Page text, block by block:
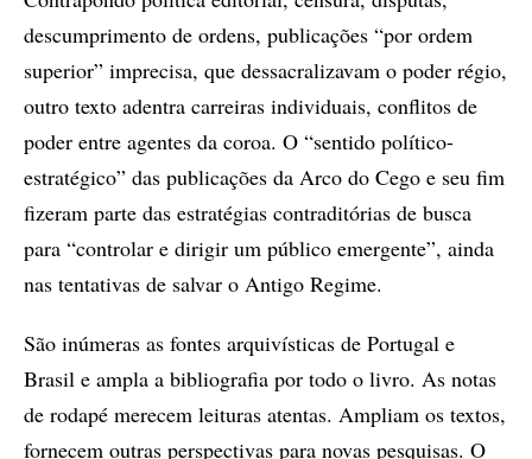
descumprimento de ordens, publicações “por ordem
superior” imprecisa, que dessacralizavam o poder régio,
outro texto adentra carreiras individuais, conflitos de
poder entre agentes da coroa. O “sentido político-
estratégico” das publicações da Arco do Cego e seu fim
fizeram parte das estratégias contraditórias de busca
para “controlar e dirigir um público emergente”, ainda
nas tentativas de salvar o Antigo Regime.
São inúmeras as fontes arquivísticas de Portugal e
Brasil e ampla a bibliografia por todo o livro. As notas
de rodapé merecem leituras atentas. Ampliam os textos,
fornecem outras perspectivas para novas pesquisas. O